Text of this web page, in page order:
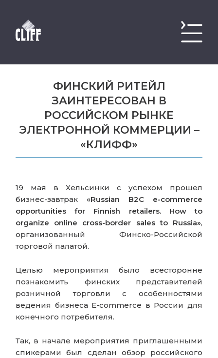
ФИНСКИЙ РИТЕЙЛ
ЗАИНТЕРЕСОВАН В
РОССИЙСКОМ РЫНКЕ
ЭЛЕКТРОННОЙ КОММЕРЦИИ –
«КЛИФФ»
19 мая в Хельсинки c успехом прошел
бизнес-завтрак «Russian B2C e-commerce
opportunities for Finnish retailers. How to
organize online cross-border sales to Russia»,
организованный Финско-Российской
торговой палатой.
Целью мероприятия было всесторонне
познакомить финских представителей
розничной торговли с особенностями
ведения бизнеса E-commerce в России для
конечного потребителя.
Так, в начале мероприятия приглашенными
спикерами был сделан обзор российского